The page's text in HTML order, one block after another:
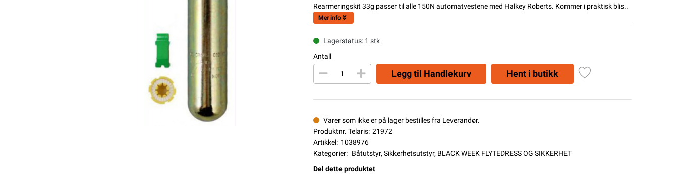
Rearmeringskit 33g passer til alle 150N automatvestene med Halkey Roberts. Kommer i praktisk blis..
Mer info
Lagerstatus: 1 stk
Antall
Legg til Handlekurv Hent i butikk
Varer som ikke er på lager bestilles fra Leverandør.
Produktnr. Telaris: 21972
Artikkel: 1038976
Kategorier: Båtutstyr, Sikkerhetsutstyr, BLACK WEEK FLYTEDRESS OG SIKKERHET
Del dette produktet